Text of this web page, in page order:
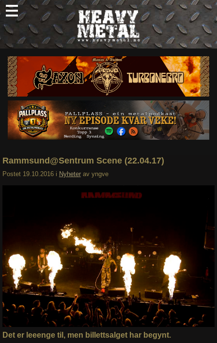
Skip
to
content
Nyheter
Omtaler
Intervjuer
Om oss
Abonner
Søk
Rammsund@Sentrum Scene (22.04.17)
Postet 19.10.2016 i Nyheter av yngve
Det er leeenge til, men billettsalget har begynt.